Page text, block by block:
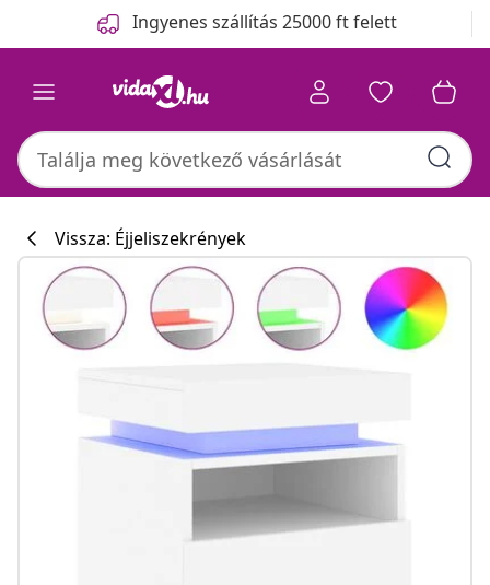
Ingyenes szállítás 25000 ft felett
Vissza: Éjjeliszekrények